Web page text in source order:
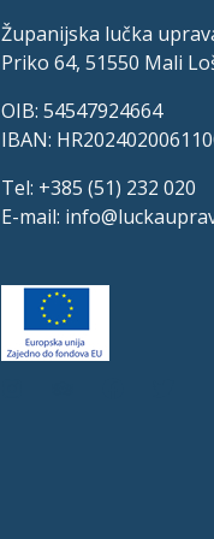
Županijska lučka
Priko 64, 51550 Mali
OIB: 54547924664
IBAN:
Tel: +385 (51) 232 020
E-mail: